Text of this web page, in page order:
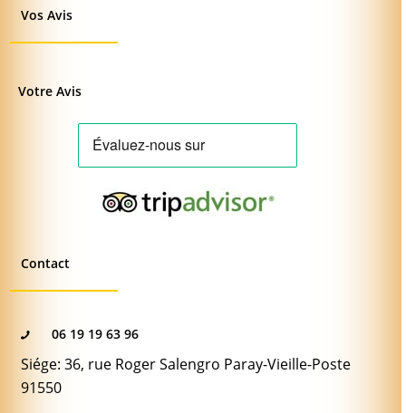
Vos Avis
Votre Avis
Contact
06 19 19 63 96
Siége: 36, rue Roger Salengro Paray-Vieille-Poste
91550